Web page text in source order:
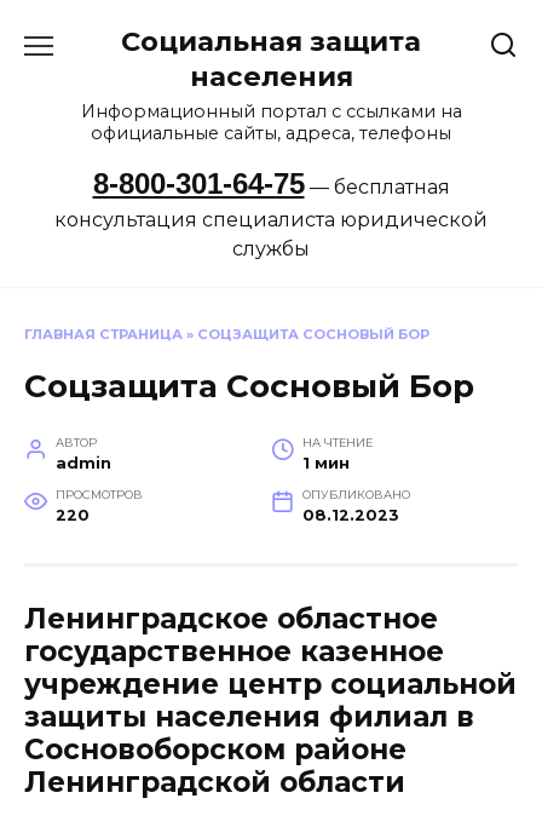
Социальная защита
населения
Информационный портал с ссылками на
официальные сайты, адреса, телефоны
8-800-301-64-75— бесплатная
консультация специалиста юридической
службы
ГЛАВНАЯ СТРАНИЦА » СОЦЗАЩИТА СОСНОВЫЙ БОР
Соцзащита Сосновый Бор
АВТОР
admin
НА ЧТЕНИЕ
1 мин
ПРОСМОТРОВ
220
ОПУБЛИКОВАНО
08.12.2023
Ленинградское областное
государственное казенное
учреждение центр социальной
защиты населения филиал в
Сосновоборском районе
Ленинградской области